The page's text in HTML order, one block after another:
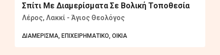
Σπίτι Με Διαμερίσματα Σε Βολική Τοποθεσία
Λέρος, Λακκί - Άγιος Θεολόγος
ΔΙΑΜΈΡΙΣΜΑ, ΕΠΙΧΕΙΡΗΜΑΤΙΚΌ, ΟΙΚΊΑ